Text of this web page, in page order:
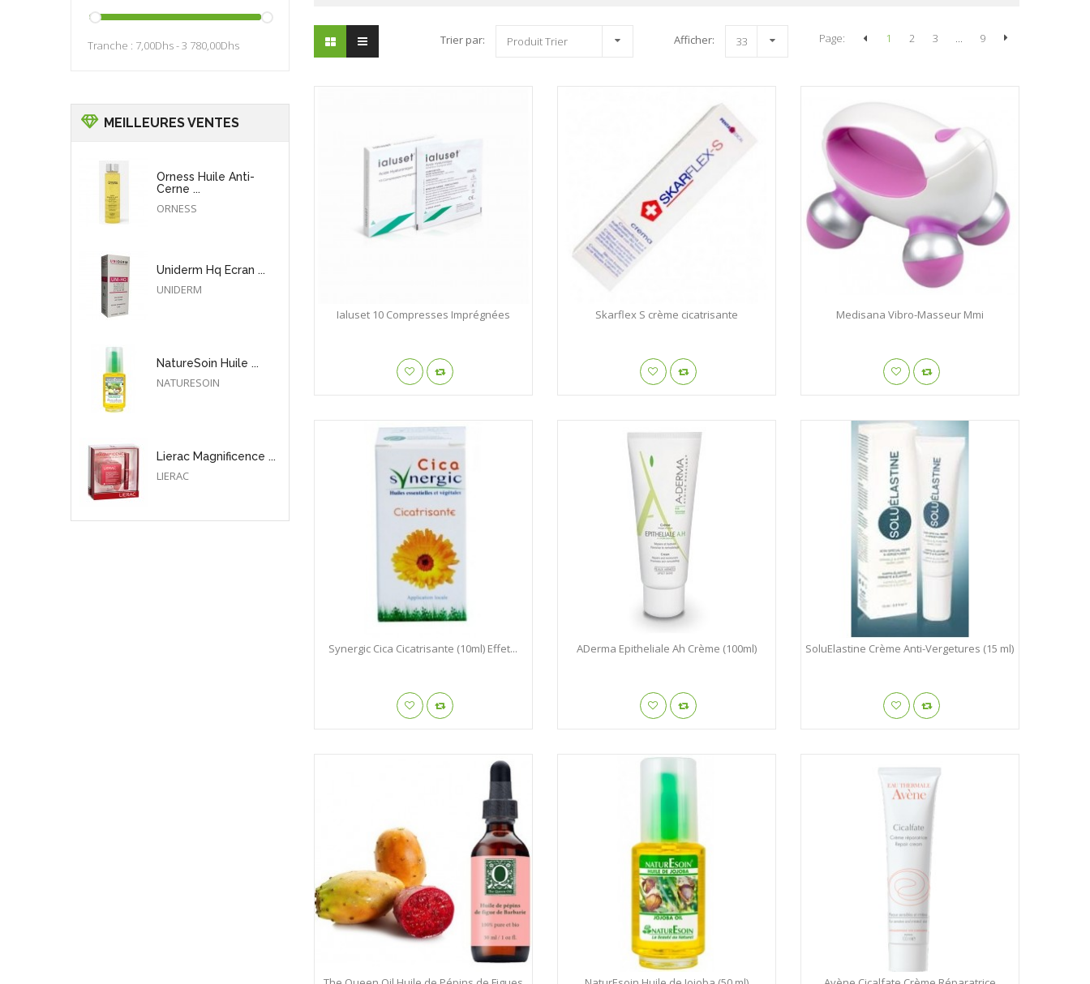
Tranche : 7,00Dhs - 3 780,00Dhs
MEILLEURES VENTES
Orness Huile Anti-
Cerne ...
ORNESS
Uniderm Hq Ecran ...
UNIDERM
NatureSoin Huile ...
NATURESOIN
Lierac Magnificence ...
LIERAC
Rene Furterer Karité ...
RENE FURTERER
Avent 2 Bols 6 M+
Avent
Peigne Anti Poux ...
POUZELENTE
Héliabrine Soin ...
HELIABRINE
Boîte De 3
NaturEsoin Huile De ...
NATURESOIN
Soskin Fluide Clarifiant
Page: 1 2 3 ... 9
Trier par: Produit Trier Afficher: 33
Ialuset 10 Compresses Imprégnées Skarflex S crème cicatrisante Medisana Vibro-Masseur Mmi
Synergic Cica Cicatrisante (10ml) Effet... ADerma Epitheliale Ah Crème (100ml) SoluElastine Crème Anti-Vergetures (15 ml)